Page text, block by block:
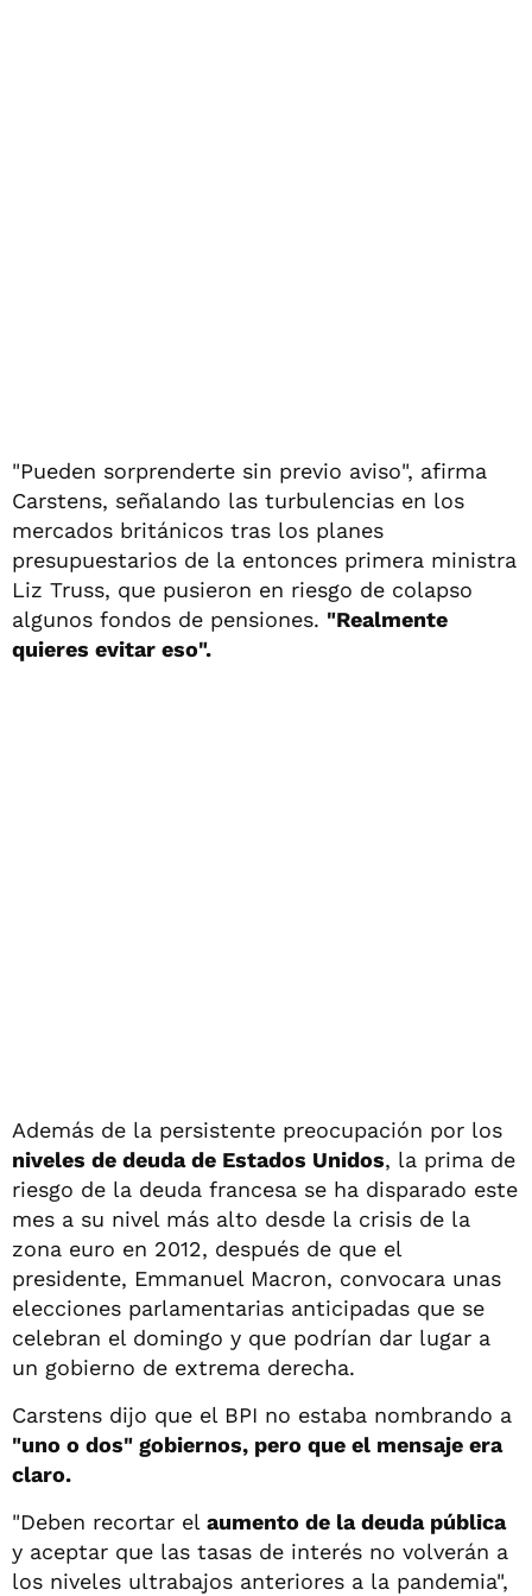
"Pueden sorprenderte sin previo aviso", afirma
Carstens, señalando las turbulencias en los
mercados británicos tras los planes
presupuestarios de la entonces primera ministra
Liz Truss, que pusieron en riesgo de colapso
algunos fondos de pensiones. "Realmente
quieres evitar eso".
Además de la persistente preocupación por los
niveles de deuda de Estados Unidos, la prima de
riesgo de la deuda francesa se ha disparado este
mes a su nivel más alto desde la crisis de la
zona euro en 2012, después de que el
presidente, Emmanuel Macron, convocara unas
elecciones parlamentarias anticipadas que se
celebran el domingo y que podrían dar lugar a
un gobierno de extrema derecha.
Carstens dijo que el BPI no estaba nombrando a
"uno o dos" gobiernos, pero que el mensaje era
claro.
"Deben recortar el aumento de la deuda pública
y aceptar que las tasas de interés no volverán a
los niveles ultrabajos anteriores a la pandemia",